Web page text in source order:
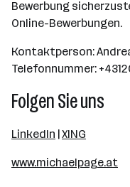
Bewerbung
Online-Bewerbungen.
Kontaktperson:
Telefonnummer:
Folgen Sie uns
LinkedIn |XING
www.michaelpage.at